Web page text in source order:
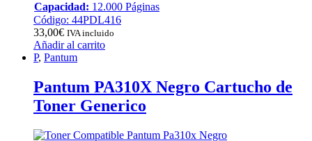
Capacidad: 12.000 Páginas
Código: 44PDL416
33,00€ IVA incluido
Añadir al carrito
P, Pantum
Pantum PA310X Negro Cartucho de
Toner Generico